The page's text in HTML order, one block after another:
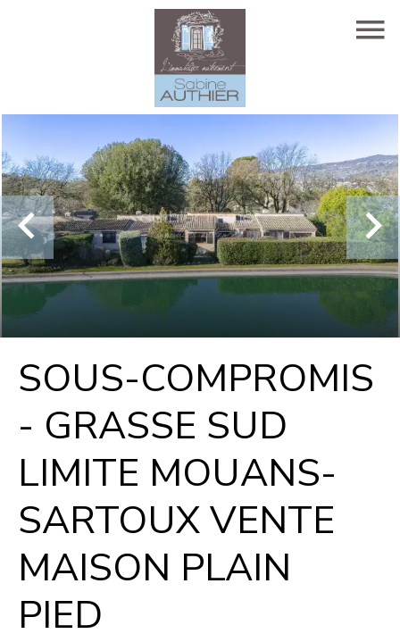
SOUS-COMPROMIS
- GRASSE SUD
LIMITE MOUANS-
SARTOUX VENTE
MAISON PLAIN
PIED